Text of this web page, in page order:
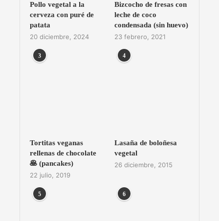
Pollo vegetal a la
cerveza con puré de
patata
20 diciembre, 2024
Bizcocho de fresas con
leche de coco
condensada (sin huevo)
23 febrero, 2021
3
Tortitas veganas
rellenas de chocolate
🥞 (pancakes)
22 julio, 2019
4
Lasaña de boloñesa
vegetal
26 diciembre, 2015
5 6